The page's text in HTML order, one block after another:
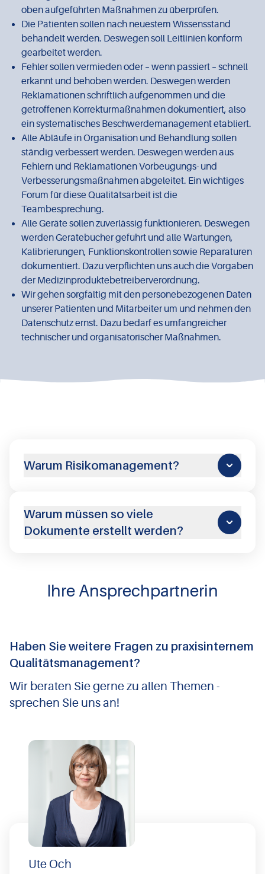
oben aufgeführten Maßnahmen zu überprüfen.
Die Patienten sollen nach neuestem Wissensstand
behandelt werden. Deswegen soll Leitlinien konform
gearbeitet werden.
Fehler sollen vermieden oder – wenn passiert – schnell
erkannt und behoben werden. Deswegen werden
Reklamationen schriftlich aufgenommen und die
getroffenen Korrekturmaßnahmen dokumentiert, also
ein systematisches Beschwerdemanagement etabliert.
Alle Abläufe in Organisation und Behandlung sollen
ständig verbessert werden. Deswegen werden aus
Fehlern und Reklamationen Vorbeugungs- und
Verbesserungsmaßnahmen abgeleitet. Ein wichtiges
Forum für diese Qualitätsarbeit ist die
Teambesprechung.
Alle Geräte sollen zuverlässig funktionieren. Deswegen
werden Gerätebücher geführt und alle Wartungen,
Kalibrierungen, Funktionskontrollen sowie Reparaturen
dokumentiert. Dazu verpflichten uns auch die Vorgaben
der Medizinproduktebetreiberverordnung.
Wir gehen sorgfältig mit den personebezogenen Daten
unserer Patienten und Mitarbeiter um und nehmen den
Datenschutz ernst. Dazu bedarf es umfangreicher
technischer und organisatorischer Maßnahmen.
Warum Risikomanagement?
Warum müssen so viele
Dokumente erstellt werden?
Ihre Ansprechpartnerin
Haben Sie weitere Fragen zu praxisinternem
Qualitätsmanagement?
Wir beraten Sie gerne zu allen Themen -
sprechen Sie uns an!
Ute Och